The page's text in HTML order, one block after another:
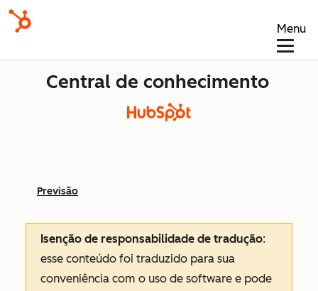
Menu
Central de conhecimento
Previsão
Isenção de responsabilidade de tradução:
esse conteúdo foi traduzido para sua
conveniência com o uso de software e pode